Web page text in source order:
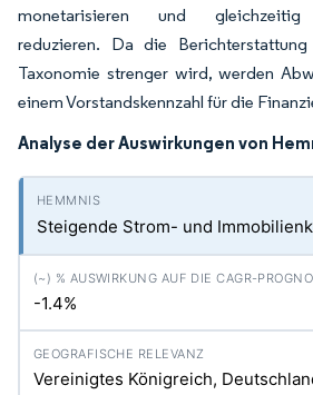
monetarisieren und gleichzeitig
reduzieren. Da die
Taxonomie strenger wird, werden
einem Vorstandskennzahl für die
Analyse der Auswirkungen von
Steigende Strom- und
-1.4%
Vereinigtes Königreich,